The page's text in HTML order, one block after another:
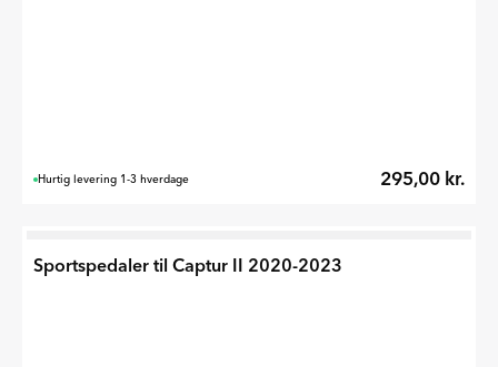
Hurtig levering 1-3 hverdage 295,00 kr.
Sportspedaler til Captur II 2020-2023